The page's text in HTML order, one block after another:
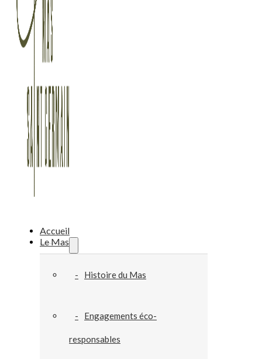
Accueil
Le Mas
Histoire du Mas
Engagements éco-
responsables